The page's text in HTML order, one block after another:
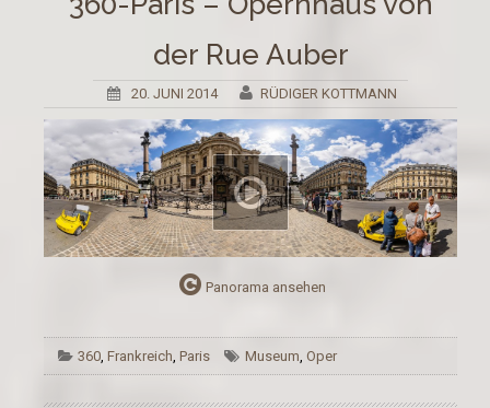
der Rue Auber
20. JUNI 2014 RÜDIGER KOTTMANN
Panorama ansehen
360,Frankreich,Paris Museum, Oper